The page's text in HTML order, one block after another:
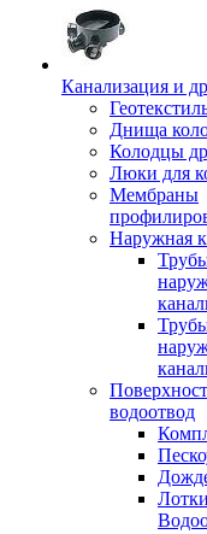
Канализация и
Днища
Колодцы
Люки для
Мембраны
Наружная
водоотвод
Лотки